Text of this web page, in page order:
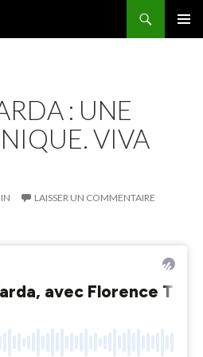
: UNE
VIVA
LAISSER UN COMMENTAIRE